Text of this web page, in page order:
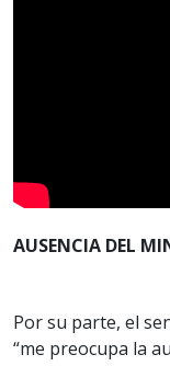
AUSENCIA DEL
Por su parte, el
“me preocupa la